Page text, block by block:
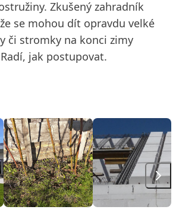
Zkušený zahradník
se mohou dít opravdu velké
či stromky na konci zimy
jak postupovat.